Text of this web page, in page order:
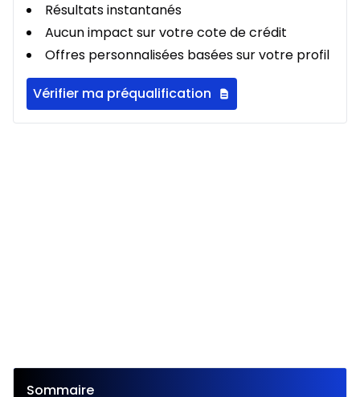
Location sur 27 mois
0.00 $ d'acompte • 1.99%
180$/Sem.
Location sur 24 mois
Résultats instantanés
Aucun impact sur votre cote de crédit
Offres personnalisées basées sur votre profil
Vérifier ma préqualification
Sommaire